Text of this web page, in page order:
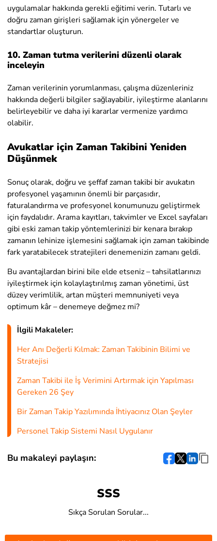
uygulamalar hakkında gerekli eğitimi verin. Tutarlı ve
doğru zaman girişleri sağlamak için yönergeler ve
standartlar oluşturun.
10. Zaman tutma verilerini düzenli olarak
inceleyin
Zaman verilerinin yorumlanması, çalışma düzenleriniz
hakkında değerli bilgiler sağlayabilir, iyileştirme alanlarını
belirleyebilir ve daha iyi kararlar vermenize yardımcı
olabilir.
Avukatlar için Zaman Takibini Yeniden
Düşünmek
Sonuç olarak, doğru ve şeffaf zaman takibi bir avukatın
profesyonel yaşamının önemli bir parçasıdır,
faturalandırma ve profesyonel konumunuzu geliştirmek
için faydalıdır. Arama kayıtları, takvimler ve Excel sayfaları
gibi eski zaman takip yöntemlerinizi bir kenara bırakıp
zamanın lehinize işlemesini sağlamak için zaman takibinde
fark yaratabilecek stratejileri denemenizin zamanı geldi.
Bu avantajlardan birini bile elde etseniz – tahsilatlarınızı
iyileştirmek için kolaylaştırılmış zaman yönetimi, üst
düzey verimlilik, artan müşteri memnuniyeti veya
optimum kâr – denemeye değmez mi?
İlgili Makaleler:
Her Anı Değerli Kılmak: Zaman Takibinin Bilimi ve
Stratejisi
Zaman Takibi ile İş Verimini Artırmak için Yapılması
Gereken 26 Şey
Bir Zaman Takip Yazılımında İhtiyacınız Olan Şeyler
Personel Takip Sistemi Nasıl Uygulanır
Bu makaleyi paylaşın:
SSS
Sıkça Sorulan Sorular...